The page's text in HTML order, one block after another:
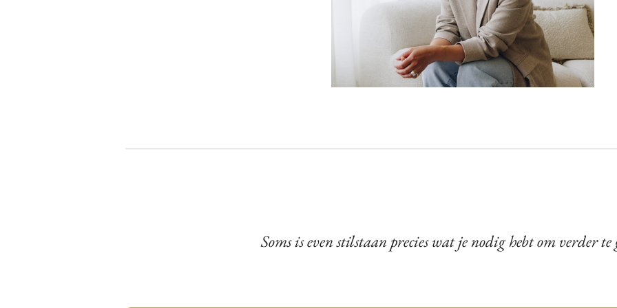
Soms is even stilstaan precies wat je nodig hebt om verder te